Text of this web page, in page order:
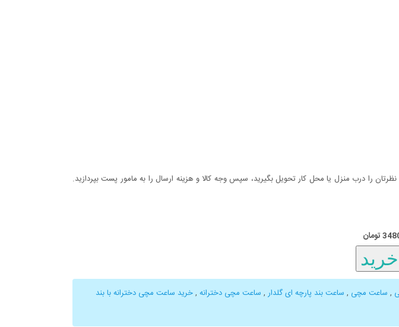
را درب منزل یا محل کار تحویل بگیرید، سپس وجه کالا و هزینه ارسال را به مامور پست بپردازید.
348تومان
, ساعت مچی , ساعت بند پارچه ای گلدار , ساعت مچی دخترانه ,خرید ساعت مچی دخترانه با بند